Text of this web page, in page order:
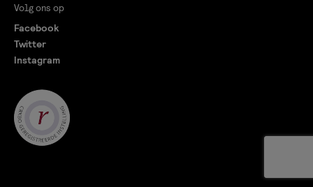
Volg ons op
Facebook
Twitter
Instagram